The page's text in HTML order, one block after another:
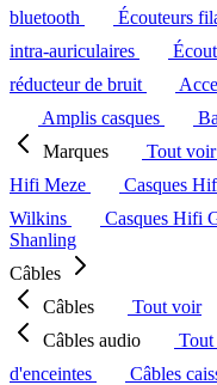
bluetooth
Écouteurs
intra-auriculaires
réducteur de bruit
Amplis casques
Marques
Tout voir
Hifi Meze
Casques
Wilkins
Casques Hifi
Shanling
Câbles
Câbles
Tout voir
Câbles audio
d'enceintes
Câbles